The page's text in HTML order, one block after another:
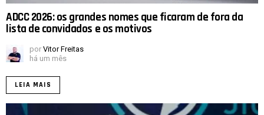
ADCC 2026: os grandes nomes que ficaram de fora da
lista de convidados e os motivos
por Vitor Freitas
há um mês
LEIA MAIS